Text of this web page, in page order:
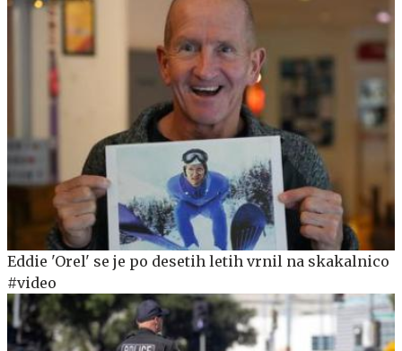
Eddie 'Orel' se je po desetih letih vrnil na skakalnico
#video